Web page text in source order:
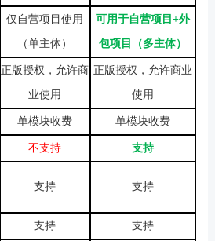
仅自营项目使用
（单主体）
可用于自营项目+外
包项目（多主体）
正版授权，允许商
业使用
正版授权，允许商业
使用
单模块收费 单模块收费
不支持 支持
支持 支持
支持 支持